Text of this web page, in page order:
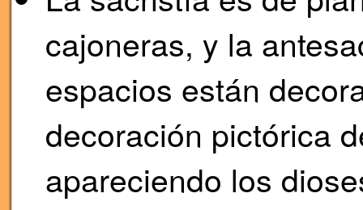
cajoneras, y la
espacios están
decoración pictórica
apareciendo los